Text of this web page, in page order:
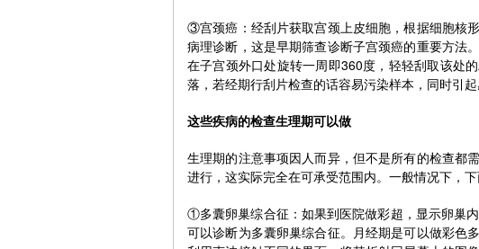
③宫颈癌：经刮片获取宫颈上皮细胞，根据细胞核
病理诊断，这是早期筛查诊断子宫颈癌的重要方法
在子宫颈外口处旋转一周即360度，轻轻刮取该处
落，若经期行刮片检查的话容易污染样本，同时引
这些疾病的检查生理期可以做
生理期的注意事项因人而异，但不是所有的检查都
进行，这实际完全在可承受范围内。一般情况下，
①多囊卵巢综合征：如果到医院做彩超，显示卵巢
可以诊断为多囊卵巢综合征。月经期是可以做彩色